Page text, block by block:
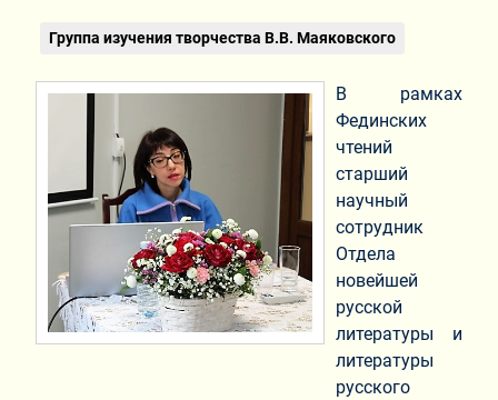
Группа изучения творчества В.В. Маяковского
В рамках
Фединских
чтений
старший
научный
сотрудник
Отдела
новейшей
русской
литературы и
литературы
русского